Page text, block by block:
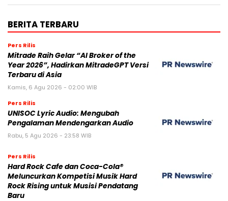
BERITA TERBARU
Pers Rilis
Mitrade Raih Gelar “AI Broker of the
Year 2026”, Hadirkan MitradeGPT Versi
Terbaru di Asia
Kamis, 6 Agu 2026 - 02:00 WIB
Pers Rilis
UNISOC Lyric Audio: Mengubah
Pengalaman Mendengarkan Audio
Rabu, 5 Agu 2026 - 23:58 WIB
Pers Rilis
Hard Rock Cafe dan Coca-Cola®
Meluncurkan Kompetisi Musik Hard
Rock Rising untuk Musisi Pendatang
Baru